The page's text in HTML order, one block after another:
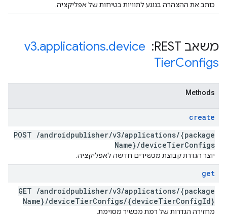
כותב את ההצהרה בנוגע לתוויות בטיחות של אפליקציה.
משאב REST: ‏ v3.applications.device
TierConfigs
Methods
create
POST /androidpublisher/v3/applications/{package
Name}/deviceTierConfigs
יוצר הגדרת קבוצת מכשירים חדשה לאפליקציה.
get
GET /androidpublisher/v3/applications/{package
Name}/deviceTierConfigs/{deviceTierConfigId}
מחזירה הגדרות של רמת מכשיר מסוימת.